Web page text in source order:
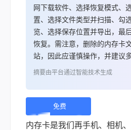
网下载软件、选择恢复模式、
置、选择文件类型并扫描、勾
览、选择保存位置并导出，最
恢复。需注意，删除的内存卡
站，因此应谨慎操作，并建议
摘要由平台通过智能技术生成
免费
下
内存卡是我们再手机、相机